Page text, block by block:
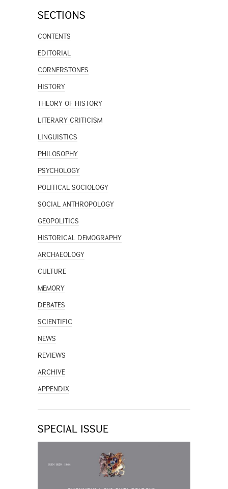
SECTIONS
CONTENTS
EDITORIAL
CORNERSTONES
HISTORY
THEORY OF HISTORY
LITERARY CRITICISM
LINGUISTICS
PHILOSOPHY
PSYCHOLOGY
POLITICAL SOCIOLOGY
SOCIAL ANTHROPOLOGY
GEOPOLITICS
HISTORICAL DEMOGRAPHY
ARCHAEOLOGY
CULTURE
MEMORY
DEBATES
SCIENTIFIC
NEWS
REVIEWS
ARCHIVE
APPENDIX
SPECIAL ISSUE